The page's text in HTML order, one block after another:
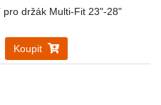
pro držák Multi-Fit 23"-28"
Koupit